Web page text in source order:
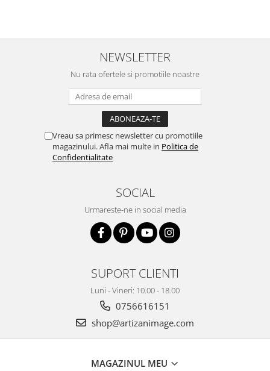
NEWSLETTER
Nu rata ofertele si promotiile noastre
Vreau sa primesc newsletter cu promotiile
magazinului. Afla mai multe in Politica de
Confidentialitate
SOCIAL
Urmareste-ne in social media
SUPORT CLIENTI
Luni - Vineri: 10.00 - 18.00
0756616151
shop@artizanimage.com
MAGAZINUL MEU